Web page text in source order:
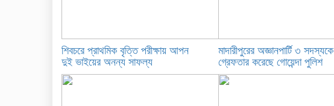
শিবচরে প্রাথমিক বৃত্তি পরীক্ষায় আপন
দুই ভাইয়ের অনন্য সাফল্য
মাদারীপুরের অজ্ঞানপার্টি ৩ সদস্যকে
গ্রেফতার করেছে গোয়েন্দা পুলিশ